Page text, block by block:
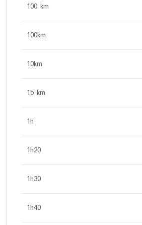
100 km
100km
10km
15 km
1h
1h20
1h30
1h40